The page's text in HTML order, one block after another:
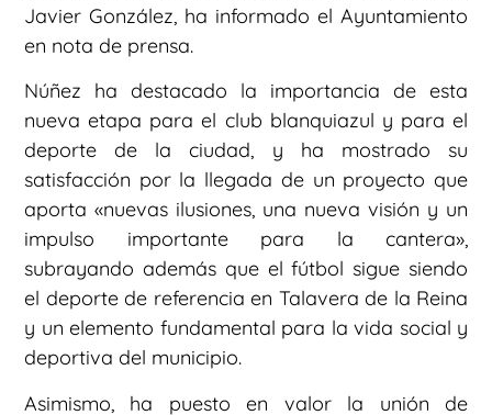
Javier González, ha informado el Ayuntamiento
en nota de prensa.
Núñez ha destacado la importancia de esta
nueva etapa para el club blanquiazul y para el
deporte de la ciudad, y ha mostrado su
satisfacción por la llegada de un proyecto que
aporta «nuevas ilusiones, una nueva visión y un
impulso importante para la cantera»,
subrayando además que el fútbol sigue siendo
el deporte de referencia en Talavera de la Reina
y un elemento fundamental para la vida social y
deportiva del municipio.
Asimismo, ha puesto en valor la unión de